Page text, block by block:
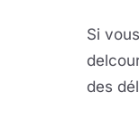
Si
des